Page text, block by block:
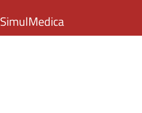
SimulMedica